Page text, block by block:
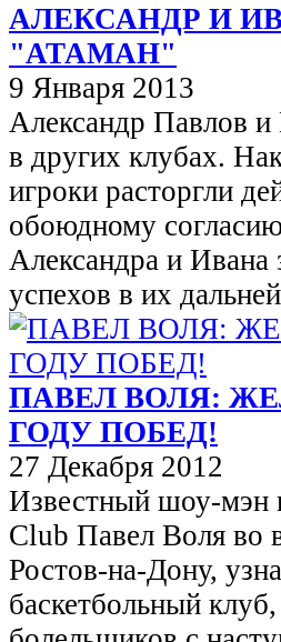
АЛЕКСАНДР И
"АТАМАН"
9 Января 2013
Александр Павлов
в других клубах.
игроки расторгли
обоюдному
Александра и Ивана
успехов в их
ПАВЕЛ ВОЛЯ:
ГОДУ ПОБЕД!
27 Декабря 2012
Известный шоу-мэн
Club Павел Воля во
Ростов-на-Дону,
баскетбольный